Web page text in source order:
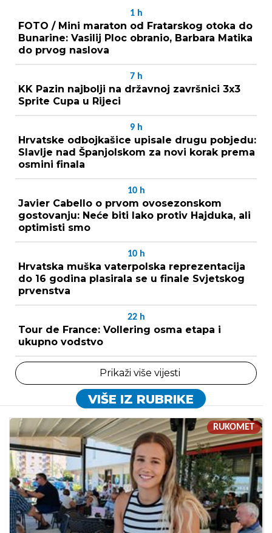
1 h
FOTO / Mini maraton od Fratarskog otoka do
Bunarine: Vasilij Ploc obranio, Barbara Matika
do prvog naslova
7 h
KK Pazin najbolji na državnoj završnici 3x3
Sprite Cupa u Rijeci
9 h
Hrvatske odbojkašice upisale drugu pobjedu:
Slavlje nad Španjolskom za novi korak prema
osmini finala
10 h
Javier Cabello o prvom ovosezonskom
gostovanju: Neće biti lako protiv Hajduka, ali
optimisti smo
10 h
Hrvatska muška vaterpolska reprezentacija
do 16 godina plasirala se u finale Svjetskog
prvenstva
22 h
Tour de France: Vollering osma etapa i
ukupno vodstvo
Prikaži više vijesti
VIŠE IZ RUBRIKE
RUKOMET